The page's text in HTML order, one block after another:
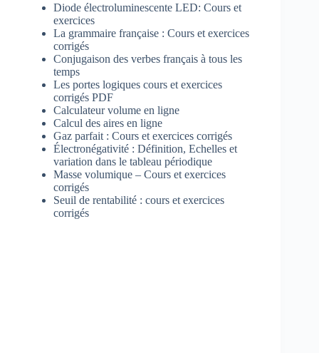
Diode électroluminescente LED: Cours et
exercices
La grammaire française : Cours et exercices
corrigés
Conjugaison des verbes français à tous les
temps
Les portes logiques cours et exercices
corrigés PDF
Calculateur volume en ligne
Calcul des aires en ligne
Gaz parfait : Cours et exercices corrigés
Électronégativité : Définition, Echelles et
variation dans le tableau périodique
Masse volumique – Cours et exercices
corrigés
Seuil de rentabilité : cours et exercices
corrigés